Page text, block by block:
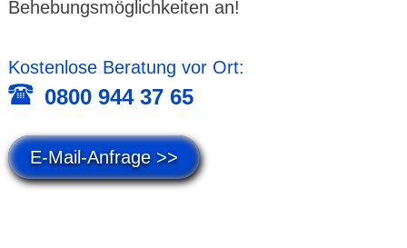
Behe­bungs­möglich­keiten an!
Kostenlose Beratung vor Ort:
0800 944 37 65
E-Mail-Anfrage >>